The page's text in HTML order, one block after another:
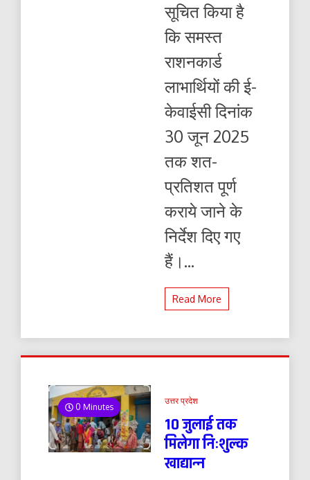
सूचित किया है
कि समस्त
राशनकार्ड
लाभार्थियों की ई-
केवाईसी दिनांक
30 जून 2025
तक शत-
प्रतिशत पूर्ण
कराये जाने के
निर्देश दिए गए
हैं।...
Read More
0 Minutes
उत्तर प्रदेश
10 जुलाई तक
मिलेगा निःशुल्क
खाद्यान्न